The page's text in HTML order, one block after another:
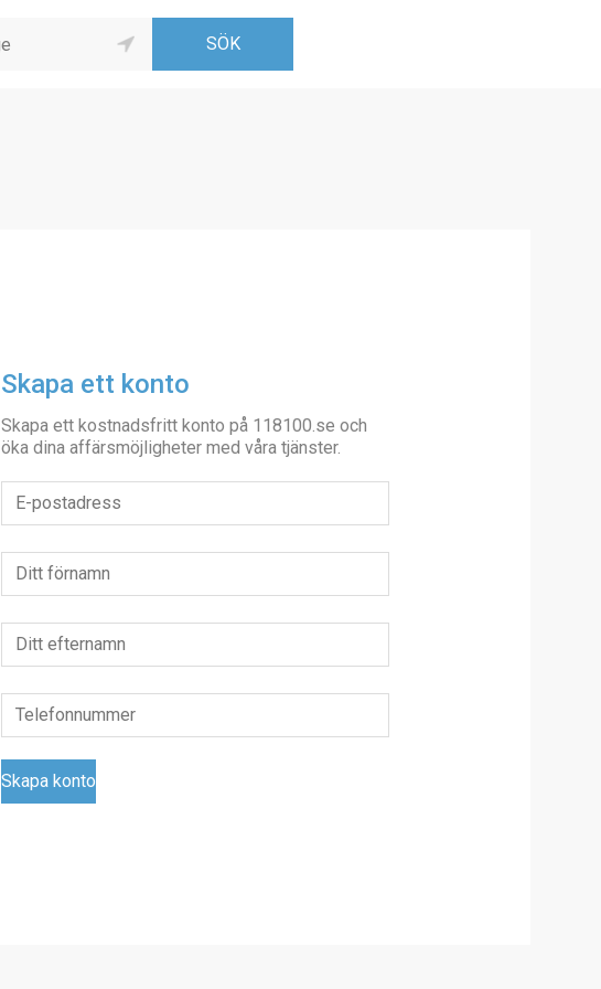
Skapa ett konto
Skapa ett kostnadsfritt konto på 118100.se och
öka dina affärsmöjligheter med våra tjänster.